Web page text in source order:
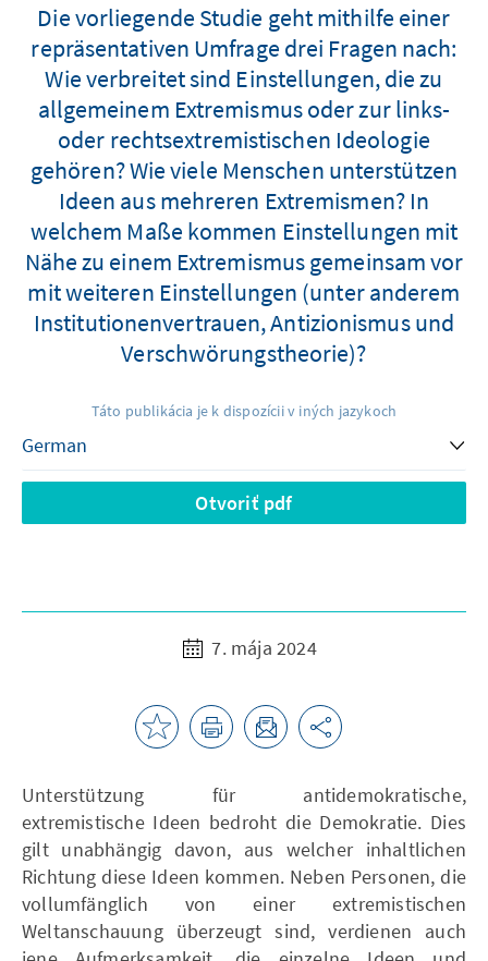
Die vorliegende Studie geht mithilfe einer
repräsentativen Umfrage drei Fragen nach:
Wie verbreitet sind Einstellungen, die zu
allgemeinem Extremismus oder zur links-
oder rechtsextremistischen Ideologie
gehören? Wie viele Menschen unterstützen
Ideen aus mehreren Extremismen? In
welchem Maße kommen Einstellungen mit
Nähe zu einem Extremismus gemeinsam vor
mit weiteren Einstellungen (unter anderem
Institutionenvertrauen, Antizionismus und
Verschwörungstheorie)?
Táto publikácia je k dispozícii v iných jazykoch
Otvoriť pdf
7. mája 2024
Unterstützung für antidemokratische,
extremistische Ideen bedroht die Demokratie. Dies
gilt unabhängig davon, aus welcher inhaltlichen
Richtung diese Ideen kommen. Neben Personen, die
vollumfänglich von einer extremistischen
Weltanschauung überzeugt sind, verdienen auch